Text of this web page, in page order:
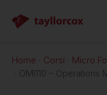
Home Corsi
Micro
OMI110 – Operations